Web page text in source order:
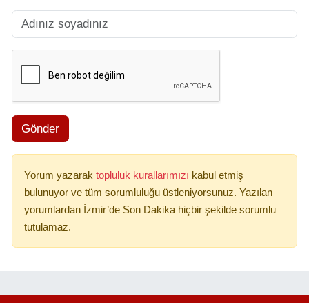
Gönder
Yorum yazarak topluluk kurallarımızı kabul etmiş
bulunuyor ve tüm sorumluluğu üstleniyorsunuz. Yazılan
yorumlardan İzmir’de Son Dakika hiçbir şekilde sorumlu
tutulamaz.